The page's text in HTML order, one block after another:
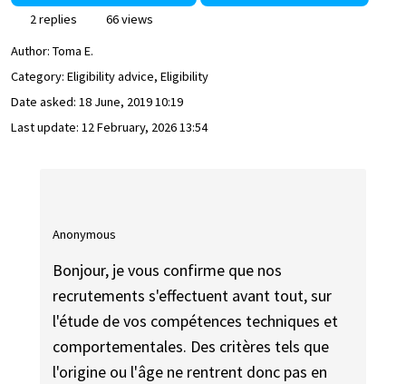
2 replies
66 views
Author: Toma E.
Category: Eligibility advice, Eligibility
Date asked: 18 June, 2019 10:19
Last update: 12 February, 2026 13:54
Anonymous
Bonjour, je vous confirme que nos
recrutements s'effectuent avant tout, sur
l'étude de vos compétences techniques et
comportementales. Des critères tels que
l'origine ou l'âge ne rentrent donc pas en